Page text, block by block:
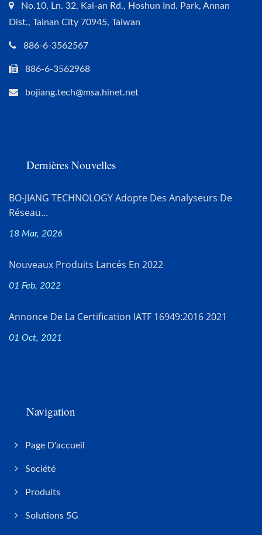
No.10, Ln. 32, Kai-an Rd., Hoshun Ind. Park, Annan
Dist., Tainan City 70945, Taiwan
886-6-3562567
886-6-3562968
bojiang.tech@msa.hinet.net
Dernières Nouvelles
BO-JIANG TECHNOLOGY Adopte Des Analyseurs De
Réseau...
18 Mar, 2026
Nouveaux Produits Lancés En 2022
01 Feb, 2022
Annonce De La Certification IATF 16949:2016 2021
01 Oct, 2021
Navigation
Page D'accueil
Société
Produits
Solutions 5G